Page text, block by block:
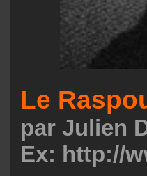
Le
par Julien
Ex: http://